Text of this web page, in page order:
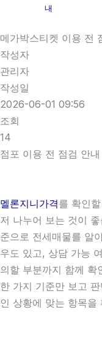
내
메가박스티켓 이용 전
작성자
관리자
작성일
2026-06-01 09:56
조회
14
점포 이용 전 점검 안
멜론지니가격를 확인
저 나누어 보는 것이
준으로 전세매물를 알
우도 있고, 상담 가능
의할 부분까지 함께 확
한 가지 기준만 보고
인 상황에 맞는 항목을